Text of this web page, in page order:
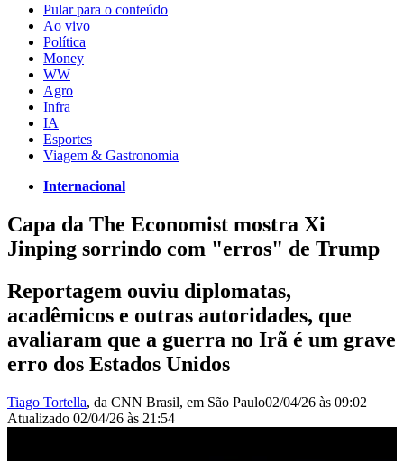
Pular para o conteúdo
Ao vivo
Política
Money
WW
Agro
Infra
IA
Esportes
Viagem & Gastronomia
Internacional
Capa da The Economist mostra Xi
Jinping sorrindo com "erros" de Trump
Reportagem ouviu diplomatas,
acadêmicos e outras autoridades, que
avaliaram que a guerra no Irã é um grave
erro dos Estados Unidos
Tiago Tortella, da CNN Brasil, em São Paulo02/04/26 às 09:02 |
Atualizado 02/04/26 às 21:54